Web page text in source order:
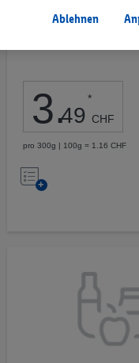
3.49
*
CHF
pro 300g | 100g = 1.16 CHF
Auf
Ablehnen